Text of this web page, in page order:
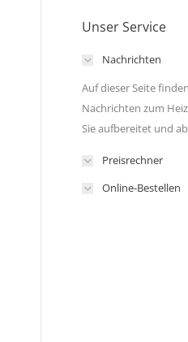
Unser Service
Nachrichten
Auf dieser Seite
Nachrichten zum
Sie aufbereitet und
Preisrechner
Online-Bestellen